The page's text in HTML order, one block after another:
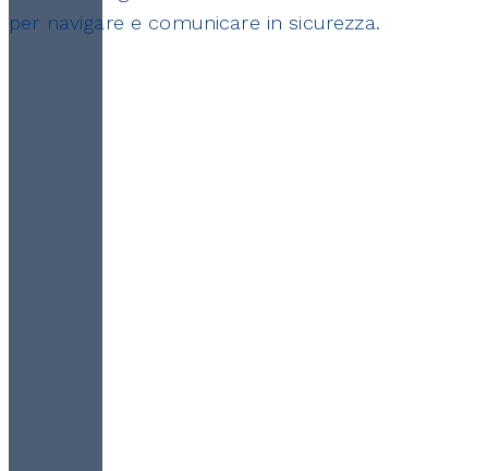
per navigare e comunicare in sicurezza.